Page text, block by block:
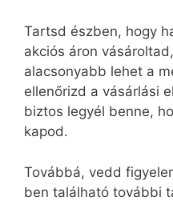
Tartsd észben, hogy
akciós áron
alacsonyabb lehet a
ellenőrizd a vásárlási
biztos legyél benne,
kapod.
Továbbá, vedd
ben található további